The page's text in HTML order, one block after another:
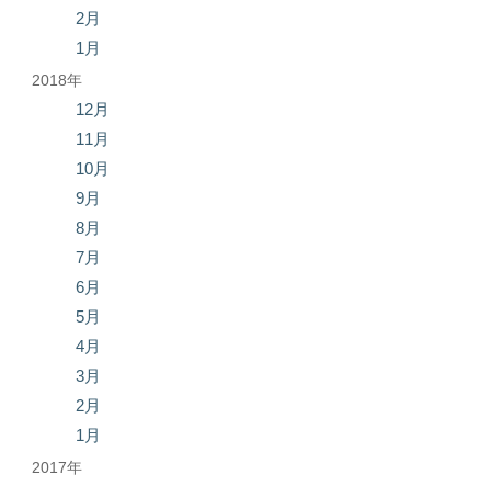
2月
1月
2018年
12月
11月
10月
9月
8月
7月
6月
5月
4月
3月
2月
1月
2017年